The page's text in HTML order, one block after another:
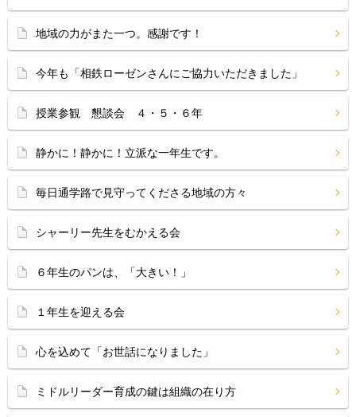
地域の力がまた一つ。感謝です！
今年も「相鉄ローゼンさんにご協力いただきました」
授業参観 懇談会 ４・５・６年
静かに！静かに！立派な一年生です。
毎日通学路で見守ってくださる地域の方々
シャーリー先生をむかえる会
６年生のパンは、「大きい！」
１年生を迎える会
心を込めて「お世話になりました」
ミドルリーダー育成の鍵は組織の在り方